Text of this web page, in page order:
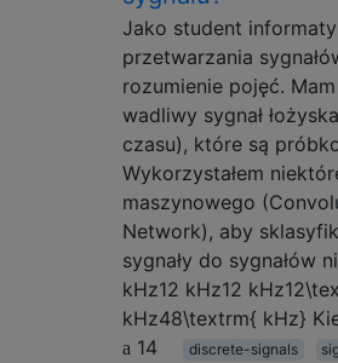
Jako student
przetwarzania
rozumienie pojęć.
wadliwy sygnał
czasu), które są
Wykorzystałem
maszynowego
Network), aby
sygnały do ​​sygnałów
kHz12 kHz12
kHz48\textrm{ kHz}
14
discrete-signals